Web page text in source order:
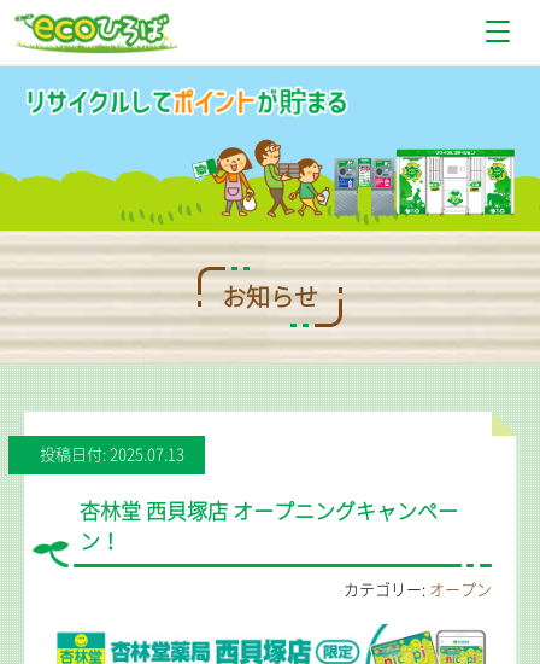
使い方
お問い合わせ
お知らせ
投稿日付: 2025.07.13
杏林堂 西貝塚店 オープニングキャンペー
ン！
カテゴリー: オープン